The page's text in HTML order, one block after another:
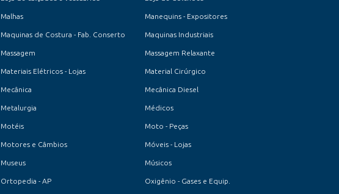
Malhas Manequins - Expositores
Maquinas de Costura - Fab. Conserto Maquinas Industriais
Massagem Massagem Relaxante
Materiais Elétricos - Lojas Material Cirúrgico
Mecânica Mecânica Diesel
Metalurgia Médicos
Motéis Moto - Peças
Motores e Câmbios Móveis - Lojas
Museus Músicos
Ortopedia - AP Oxigênio - Gases e Equip.